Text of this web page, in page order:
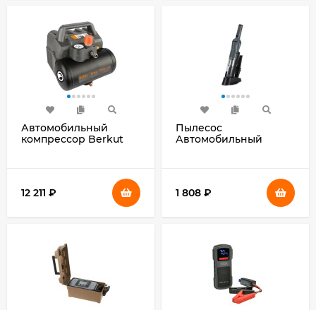
Автомобильный
компрессор Berkut
12 211 ₽
Пылесос
Автомобильный
1 808 ₽